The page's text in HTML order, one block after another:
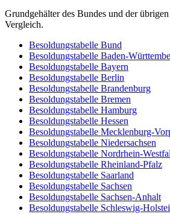
Grundgehälter des Bundes und der
Vergleich.
Besoldungstabelle Bund
Besoldungstabelle Baden-
Besoldungstabelle Bayern
Besoldungstabelle Berlin
Besoldungstabelle Brandenburg
Besoldungstabelle Bremen
Besoldungstabelle Hamburg
Besoldungstabelle Hessen
Besoldungstabelle Mecklenburg-
Besoldungstabelle Niedersachsen
Besoldungstabelle Nordrhein-
Besoldungstabelle Rheinland-Pfalz
Besoldungstabelle Saarland
Besoldungstabelle Sachsen
Besoldungstabelle Sachsen-Anhalt
Besoldungstabelle Schleswig-